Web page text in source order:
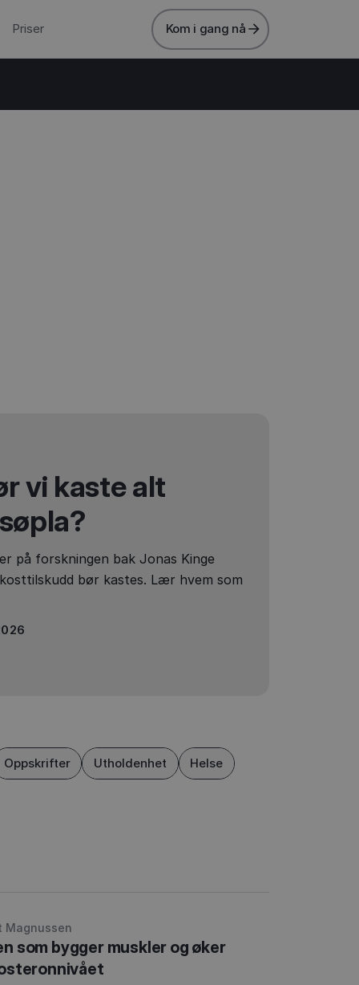
Priser Kom i gang nå
vi kaste alt
på forskningen bak Jonas Kinge
bør kastes. Lær hvem som
Oppskrifter Utholdenhet Helse
Magnussen
som bygger muskler og øker